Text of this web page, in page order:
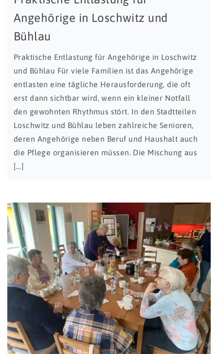
Angehörige in Loschwitz und
Bühlau
Praktische Entlastung für Angehörige in Loschwitz
und Bühlau Für viele Familien ist das Angehörige
entlasten eine tägliche Herausforderung, die oft
erst dann sichtbar wird, wenn ein kleiner Notfall
den gewohnten Rhythmus stört. In den Stadtteilen
Loschwitz und Bühlau leben zahlreiche Senioren,
deren Angehörige neben Beruf und Haushalt auch
die Pflege organisieren müssen. Die Mischung aus
[…]